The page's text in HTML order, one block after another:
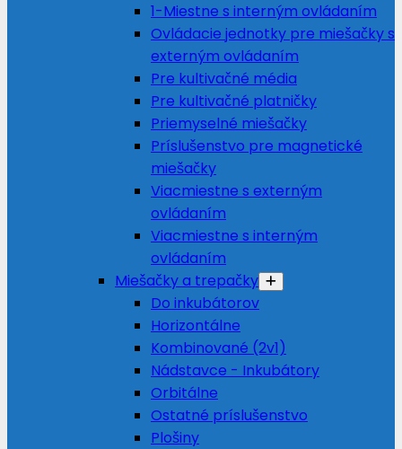
1-Miestne s interným ovládaním
Ovládacie jednotky pre miešačky s
externým ovládaním
Pre kultivačné média
Pre kultivačné platničky
Priemyselné miešačky
Príslušenstvo pre magnetické
miešačky
Viacmiestne s externým
ovládaním
Viacmiestne s interným
ovládaním
Miešačky a trepačky
Do inkubátorov
Horizontálne
Kombinované (2v1)
Nádstavce - Inkubátory
Orbitálne
Ostatné príslušenstvo
Plošiny